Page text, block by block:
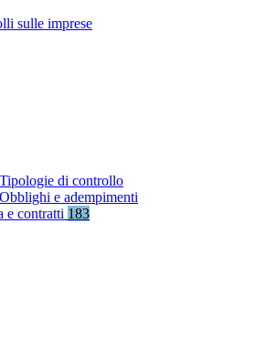
sulle imprese
Tipologie di controllo
Obblighi e adempimenti
e contratti 183